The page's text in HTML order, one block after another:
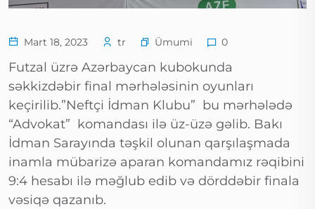
Mart 18, 2023 tr Ümumi 0
Futzal üzrə Azərbaycan kubokunda
səkkizdəbir final mərhələsinin oyunları
keçirilib.”Neftçi İdman Klubu” bu mərhələdə
“Advokat” komandası ilə üz-üzə gəlib. Bakı
İdman Sarayında təşkil olunan qarşılaşmada
inamla mübarizə aparan komandamız rəqibini
9:4 hesabı ilə məğlub edib və dörddəbir finala
vəsiqə qazanıb.